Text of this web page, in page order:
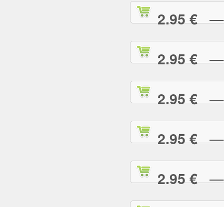
2.95 €—
2.95 €—
2.95 €—
2.95 €—
2.95 €—